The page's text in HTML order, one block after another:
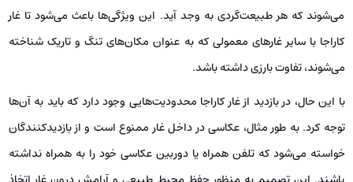
می‌شوند که هر طبیعت‌گردی به وجد آید. این ویژگی‌ها باعث می‌شود تا غار
کاراجا با سایر غارهای معمولی که به‌ عنوان مکان‌های تنگ و تاریک شناخته
می‌شوند، تفاوت بارزی داشته باشد.
با این حال، در بازدید از غار کاراجا محدودیت‌هایی وجود دارد که باید به آن‌ها
توجه کرد. به طور مثال، عکاسی در داخل غار ممنوع است و از بازدیدکنندگان
خواسته می‌شود که تلفن همراه یا دوربین عکاسی خود را به همراه نداشته